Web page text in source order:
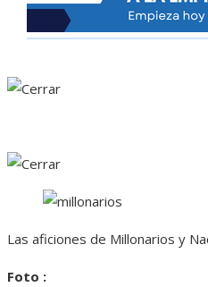
Las aficiones de Millonarios y
Foto :